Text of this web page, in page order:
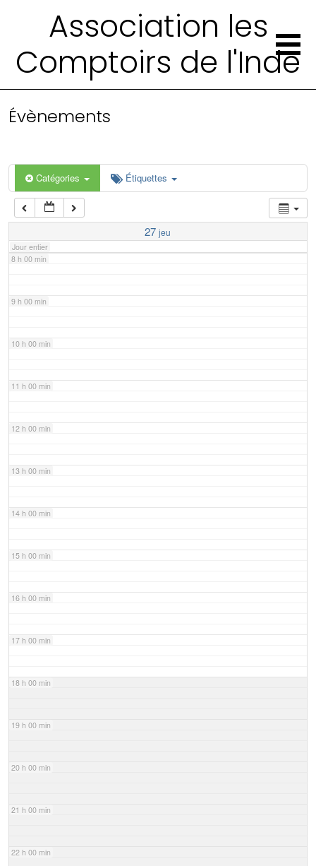
Association les
Comptoirs de l'Inde
Évènements
Catégories Étiquettes
27 jeu
Jour entier
4 h 00 min
6 h 00 min
7 h 00 min
8 h 00 min
9 h 00 min
10 h 00 min
11 h 00 min
12 h 00 min
13 h 00 min
14 h 00 min
15 h 00 min
16 h 00 min
17 h 00 min
18 h 00 min
19 h 00 min
20 h 00 min
21 h 00 min
22 h 00 min